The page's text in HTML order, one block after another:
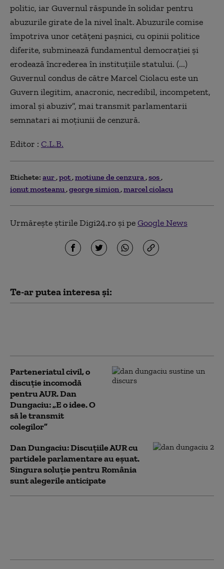
politic, iar Guvernul răspunde în solidar pentru
abuzurile girate de la nivel înalt. Abuzurile comise
împotriva unor cetăţeni paşnici, cu opinii politice
diferite, subminează fundamentul democraţiei şi
erodează încrederea în instituţiile statului. (...)
Guvernul condus de către Marcel Ciolacu este un
Guvern ilegitim, anacronic, necredibil, incompetent,
imoral şi abuziv”, mai transmit parlamentarii
semnatari ai moţiunii de cenzură.
Editor : C.L.B.
Etichete: aur pot motiune de cenzura sos
ionut mosteanu george simion marcel ciolacu
Urmărește știrile Digi24.ro și peGoogle News
Te-ar putea interesa și:
Parteneriatul civil, o
discuție incomodă
pentru AUR. Dan
Dungaciu: „E o idee. O
să le transmit
colegilor”
Dan Dungaciu: Discuțiile AUR cu
partidele parlamentare au eșuat.
Singura soluție pentru România
sunt alegerile anticipate